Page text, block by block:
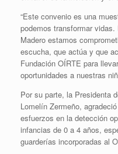
“Este convenio es una
podemos transformar
Madero estamos
escucha, que actúa y que
Fundación OÍRTE para
oportunidades a nuestras
Por su parte, la Presidenta
Lomelín Zermeño,
esfuerzos en la detección
infancias de 0 a 4 años,
guarderías incorporadas al